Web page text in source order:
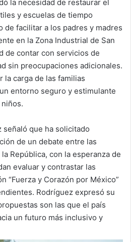
la necesidad de restaurar el
y escuelas de tiempo
de facilitar a los padres y madres
en la Zona Industrial de San
de contar con servicios de
sin preocupaciones adicionales.
la carga de las familias
entorno seguro y estimulante
señaló que ha solicitado
de un debate entre las
República, con la esperanza de
evaluar y contrastar las
“Fuerza y Corazón por México”
Rodríguez expresó su
son las que el país
un futuro más inclusivo y